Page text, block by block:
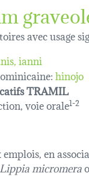
avec usage
ianni
hinojo
TRAMIL
voie orale1-2
emplois, en
micromera